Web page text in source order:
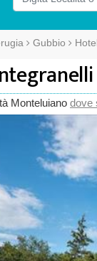
Gubbio
Monteluiano dove